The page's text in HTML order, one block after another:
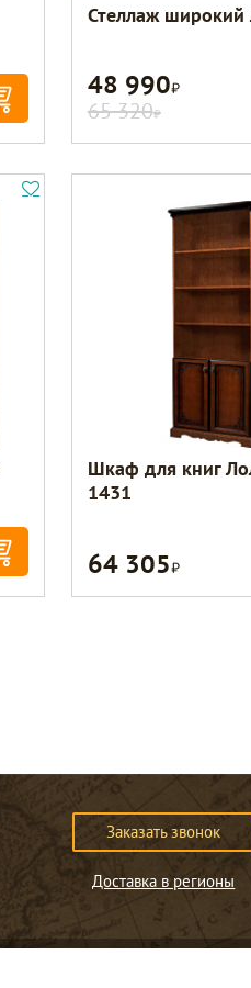
Стеллаж широкий
48 990Р
65 320Р
Шкаф для книг
1431
64 305Р
Заказать звонок
Доставка в регионы